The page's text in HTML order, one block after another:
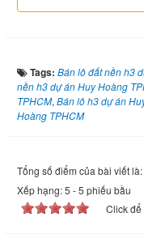
Tags: Bán lô đất nền h3
nền h3 dự án Huy Hoàng
TPHCM, Bán lô h3 dự án
Hoàng TPHCM
Tổng số điểm của bài viết
Xếp hạng:5 -5 phiếu bầu
Click